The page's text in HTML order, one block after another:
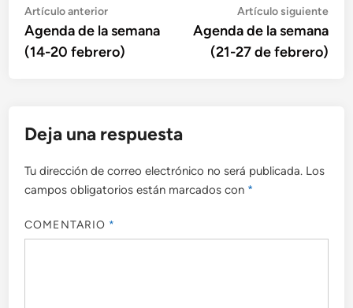
Navegación
de
entradas
Artículo anteriorArtículo
anterior:
Agenda de la semana
(14-20 febrero)
Artículo siguiente
Agenda de la semana
(21-27 de febrero)
Deja una respuesta
Tu dirección de correo electrónico no será publicada. Los
campos obligatorios están marcados con *
COMENTARIO *